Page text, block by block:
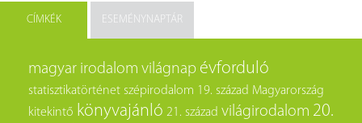
CÍMKÉK ESEMÉNYNAPTÁR
magyar irodalom világnap évforduló
statisztikatörténet szépirodalom 19. század Magyarország
kitekintő könyvajánló 21. század világirodalom 20.